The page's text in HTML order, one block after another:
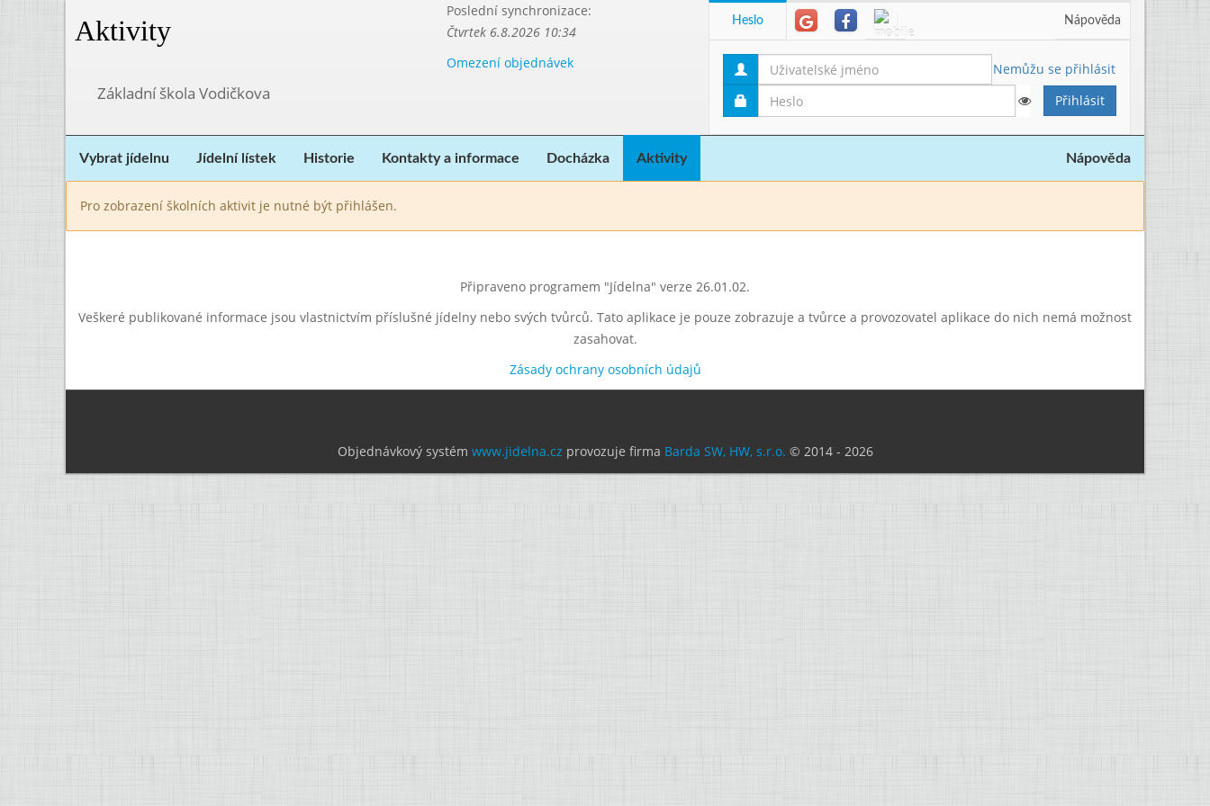
Aktivity
Poslední synchronizace:
Čtvrtek 6.8.2026 10:34
Omezení objednávek
Základní škola Vodičkova
Heslo Nápověda
Nemůžu se přihlásit
Vybrat jídelnu Jídelní lístek Historie Kontakty a informace Docházka Aktivity Nápověda
Pro zobrazení školních aktivit je nutné být přihlášen.
Připraveno programem "Jídelna" verze 26.01.02.
Veškeré publikované informace jsou vlastnictvím příslušné jídelny nebo svých tvůrců. Tato aplikace je pouze zobrazuje a tvůrce a provozovatel aplikace do nich nemá možnost
zasahovat.
Zásady ochrany osobních údajů
Objednávkový systém www.jidelna.cz provozuje firma Barda SW, HW, s.r.o. © 2014 - 2026